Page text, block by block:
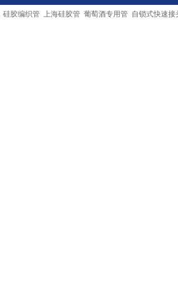
硅胶编织管 上海硅胶管 葡萄酒专用管 自锁式快速接